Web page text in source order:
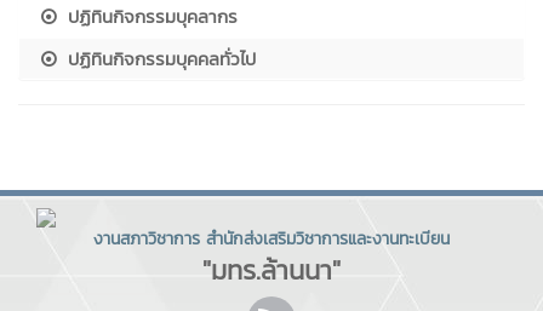
ปฏิทินกิจกรรมบุคลากร
ปฏิทินกิจกรรมบุคคลทั่วไป
งานสภาวิชาการ สำนักส่งเสริมวิชาการและงานทะเบียน
"มทร.ล้านนา"